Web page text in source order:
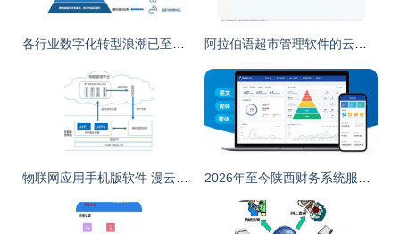
各行业数字化转型浪潮已至，IT产业成为使能者 应用软件服务的作用与价值深入解析 阿拉伯语超市管理软件的云革命 跨越物勒于封之叹
物联网应用手机版软件 漫云科技一站式服务助力企业智能化升级 2026年至今陕西财务系统服务商综合实力盘点与推荐